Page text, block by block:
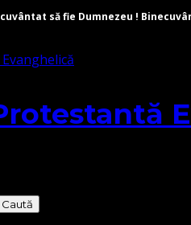
să fie Dumnezeu !